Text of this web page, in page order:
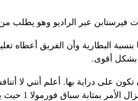
عبر الراديو وهو يطلب من
البطارية وأن الفريق أعطاه
بشكل أقوى.
على دراية بها. أعلم أنني لا
لا ينبغي أن